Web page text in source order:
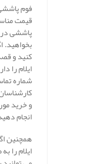
فوم
قیمت
پاششی در
بخواهید.
کنید و
ایلام را
شماره
و خرید
انجام
همچنین
ایلام را